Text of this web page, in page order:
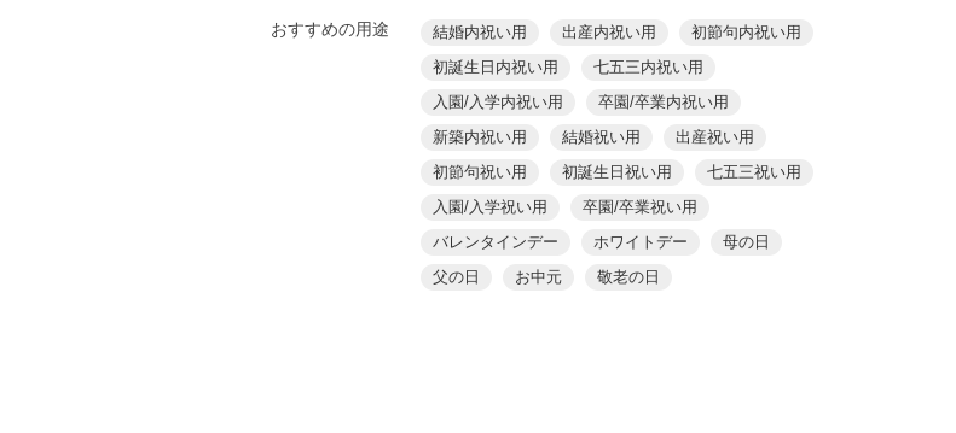
おすすめの用途 結婚内祝い用 出産内祝い用
初節句内祝い用
初誕生日内祝い用
七五三内祝い用
入園/入学内祝い用
卒園/卒業内祝い用
新築内祝い用
結婚祝い用
出産祝い用
初節句祝い用
初誕生日祝い用
七五三祝い用
入園/入学祝い用
卒園/卒業祝い用
バレンタインデー
ホワイトデー
母の日
父の日
お中元 敬老の日